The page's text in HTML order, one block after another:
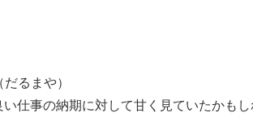
るまや）
仕事の納期に対して甘く見ていたかもし